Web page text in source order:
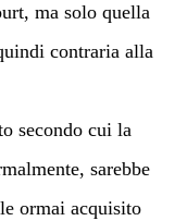
ma solo quella
contraria alla
secondo cui la
sarebbe
ormai acquisito